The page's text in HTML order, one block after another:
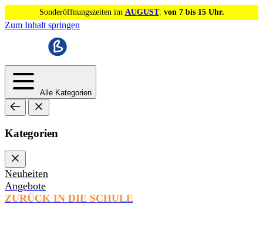
Sonderöffnungszeiten im AUGUST: von 7 bis 15 Uhr.
Zum Inhalt springen
Alle Kategorien
Kategorien
Neuheiten
Angebote
ZURÜCK IN DIE SCHULE